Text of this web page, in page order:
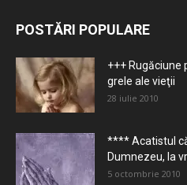
POSTĂRI POPULARE
+++
grele ale vieţii
28 iulie 2010
**** Acatistul
Dumnezeu, la
5 octombrie 2010